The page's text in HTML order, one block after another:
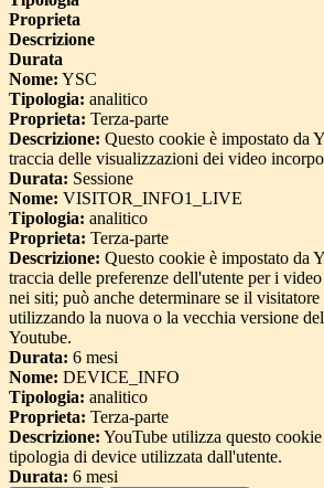
Proprieta
Descrizione
Durata
Nome: YSC
Tipologia: analitico
Proprieta: Terza-parte
Descrizione: Questo cookie è impostato da
traccia delle visualizzazioni dei video
Durata: Sessione
Nome: VISITOR_INFO1_LIVE
Tipologia: analitico
Proprieta: Terza-parte
Descrizione: Questo cookie è impostato da
traccia delle preferenze dell'utente per i
nei siti; può anche determinare se il
utilizzando la nuova o la vecchia versione
Youtube.
Durata: 6 mesi
Nome: DEVICE_INFO
Tipologia: analitico
Proprieta: Terza-parte
Descrizione: YouTube utilizza questo
tipologia di device utilizzata dall'utente.
Durata: 6 mesi